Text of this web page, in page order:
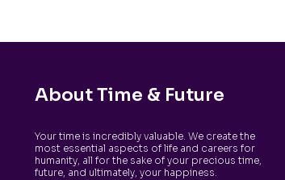
About Time & Future
Your time is incredibly valuable. We create the
most essential aspects of life and careers for
humanity, all for the sake of your precious time,
future, and ultimately, your happiness.